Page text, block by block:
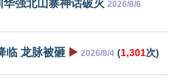
强北山寨神话破灭 2026/8/6
临 龙脉被砸 ▶️ 2026/8/4 (1,301次)